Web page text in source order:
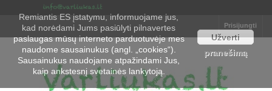
Prisijungti
Remiantis ES įstatymu, informuojame jus,
kad norėdami Jums pasiūlyti pilnavertes
paslaugas mūsų interneto parduotuvėje mes
naudome sausainukus (angl. „cookies“).
Sausainukus naudojame atpažindami Jus,
kaip ankstesnį svetainės lankytoją.
Užverti
pranešimą